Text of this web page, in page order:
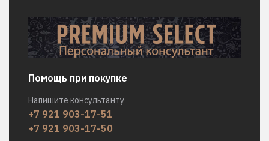
Помощь при покупке
Напишите консультанту
+7 921 903-17-51
+7 921 903-17-50